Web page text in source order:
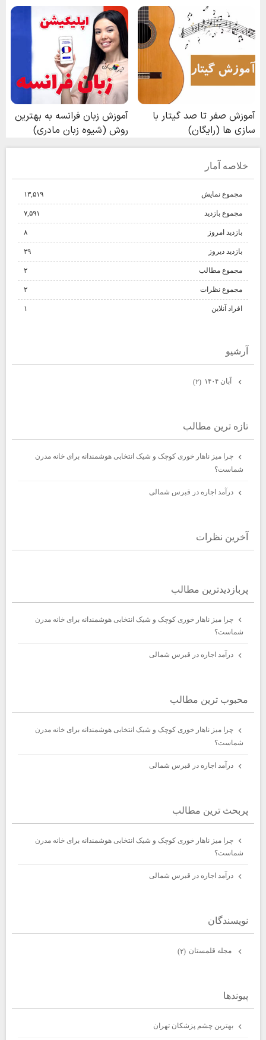
خلاصه آمار
مجموع نمایش‌ ۱۳,۵۱۹
مجموع بازدید ۷,۵۹۱
بازدید امروز ۸
بازدید دیروز ۲۹
مجموع مطالب ۲
مجموع نظرات ۲
افراد آنلاین ۱
آرشيو
آبان ۱۴۰۴ (۲)
تازه ترين مطالب
چرا میز ناهار خوری کوچک و شیک انتخابی هوشمندانه برای خانه مدرن
شماست؟
درآمد اجاره در قبرس شمالی
آخرين نظرات
پربازديدترين مطالب
چرا میز ناهار خوری کوچک و شیک انتخابی هوشمندانه برای خانه مدرن
شماست؟
درآمد اجاره در قبرس شمالی
محبوب ترين مطالب
چرا میز ناهار خوری کوچک و شیک انتخابی هوشمندانه برای خانه مدرن
شماست؟
درآمد اجاره در قبرس شمالی
پربحث ترين مطالب
چرا میز ناهار خوری کوچک و شیک انتخابی هوشمندانه برای خانه مدرن
شماست؟
درآمد اجاره در قبرس شمالی
نويسندگان
مجله قلمستان (۲)
پيوندها
بهترين چشم پزشكان تهران